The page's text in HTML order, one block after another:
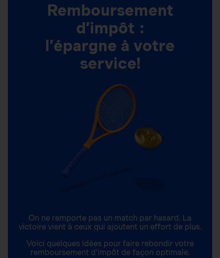
Remboursement
d’impôt :
l’épargne à votre
service!
On ne remporte pas un match par hasard. La
victoire vient à ceux qui ajoutent un effort de plus.
Voici quelques idées pour faire rebondir votre
remboursement d’impôt de façon optimale.